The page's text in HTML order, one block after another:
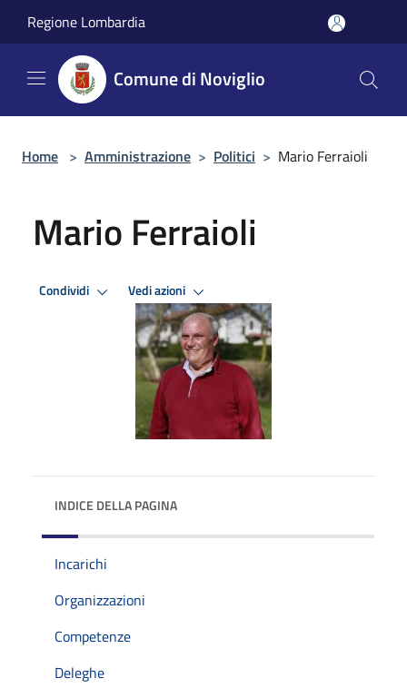
Regione Lombardia
Comune di Noviglio
Home > Amministrazione > Politici > Mario Ferraioli
Mario Ferraioli
Condividi Vedi azioni
INDICE DELLA PAGINA
Incarichi
Organizzazioni
Competenze
Deleghe